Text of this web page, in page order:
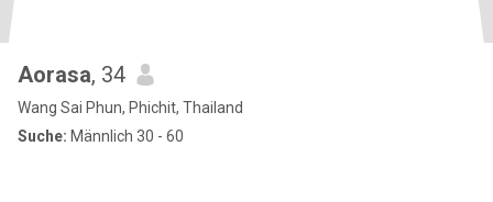
Aorasa, 34
Wang Sai Phun, Phichit, Thailand
Suche: Männlich 30 - 60